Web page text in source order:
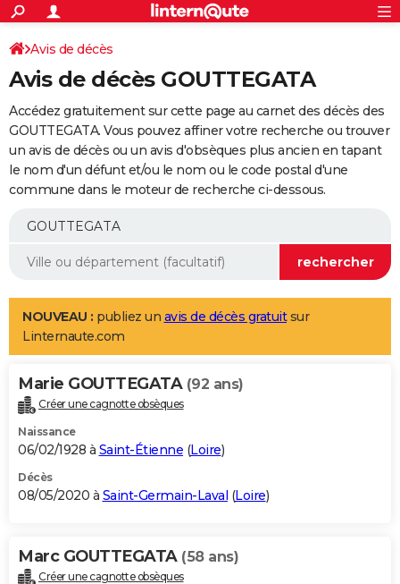
ACTUALITÉS
Politique
Société
Faits Divers
Education
Monde
Villes
+
SPORT
Coupe du monde 2026
Football
Tennis
Cyclisme
Rugby
Forum
Programme TV
TNT
Streaming
Cinéma
Sorties cinéma
Musique
+
FINANCE
Impôts
Immobilier
Risques naturels par ville
Banque
Assurance
Crédit
AUTO
Essais
Réserver un essai
Citadines
Berlines
SUV
Forum auto
+
Mobiles
Meilleur smartphone
Internet
Ordinateurs
Jeux vidéo
Guide high-tech
Aménagement intérieur
LIFESTYLE
Art de vivre
Bien-être
Loisirs
Mode
Modes de vie
Alimentation
Guide de la santé
Maladies
Médicaments
Sommeil
VOYAGE
Destinations
City break
Voyage nature
Voyage de noces
Forum
Climat
+PHOTO
GUIDES D'ACHAT
BONS PLANS
Carte de Noël
Carte Bonne année
Carte Saint-Valentin
Carte Pâques
Carte d'anniversaire
DICTIONNAIRE
Avis de décès
Avis de décès GOUTTEGATA
Accédez gratuitement sur cette page au carnet des décès des
GOUTTEGATA. Vous pouvez affiner votre recherche ou trouver
un avis de décès ou un avis d'obsèques plus ancien en tapant
le nom d'un défunt et/ou le nom ou le code postal d'une
commune dans le moteur de recherche ci-dessous.
NOUVEAU : publiez un avis de décès gratuitsur
Linternaute.com
Marie GOUTTEGATA (92 ans)
Créer une cagnotte obsèques
Naissance
06/02/1928 à Saint-Étienne (Loire)
Décès
08/05/2020 à Saint-Germain-Laval (Loire)
Marc GOUTTEGATA (58 ans)
Créer une cagnotte obsèques